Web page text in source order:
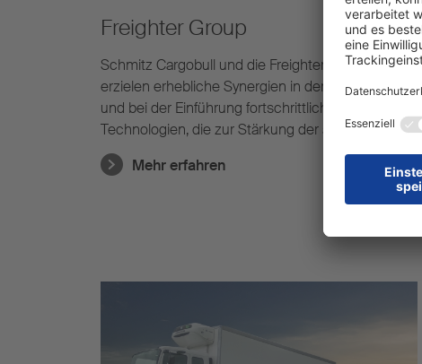
Freighter Group​
Schmitz Cargobull und die Freighter Group
erzielen erhebliche Synergien in der Produktion
und bei der Einführung fortschrittlicher
Technologien, die zur Stärkung der australischen
Trailerindustrie beitragen.
Mehr erfahren